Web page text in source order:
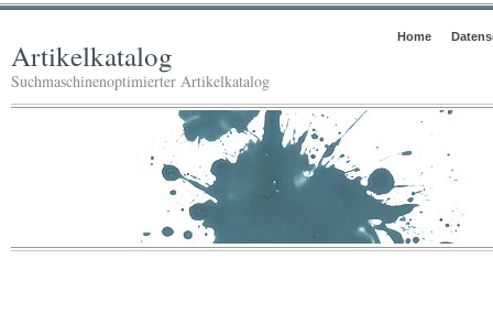
Home
Artikelkatalog
Suchmaschinenoptimierter Artikelkatalog